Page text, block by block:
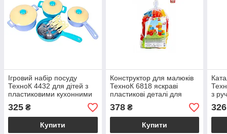
Ігровий набір посуду
ТехноК 4432 для дітей з
пластиковими кухонними
аксесуарами в яскравих
кольорах
325 ₴
Купити
Конструктор для малюків
ТехноК 6818 яскраві
пластикові деталі для
розвитку моторики і
творчості
378₴
Купити
з
326